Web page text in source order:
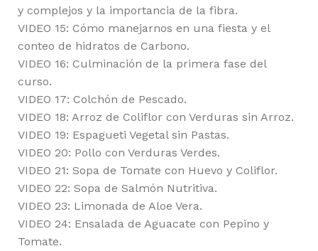
y complejos y la importancia de la fibra.
VIDEO 15: Cómo manejarnos en una fiesta y el
conteo de hidratos de Carbono.
VIDEO 16: Culminación de la primera fase del
curso.
VIDEO 17: Colchón de Pescado.
VIDEO 18: Arroz de Coliflor con Verduras sin Arroz.
VIDEO 19: Espagueti Vegetal sin Pastas.
VIDEO 20: Pollo con Verduras Verdes.
VIDEO 21: Sopa de Tomate con Huevo y Coliflor.
VIDEO 22: Sopa de Salmón Nutritiva.
VIDEO 23: Limonada de Aloe Vera.
VIDEO 24: Ensalada de Aguacate con Pepino y
Tomate.